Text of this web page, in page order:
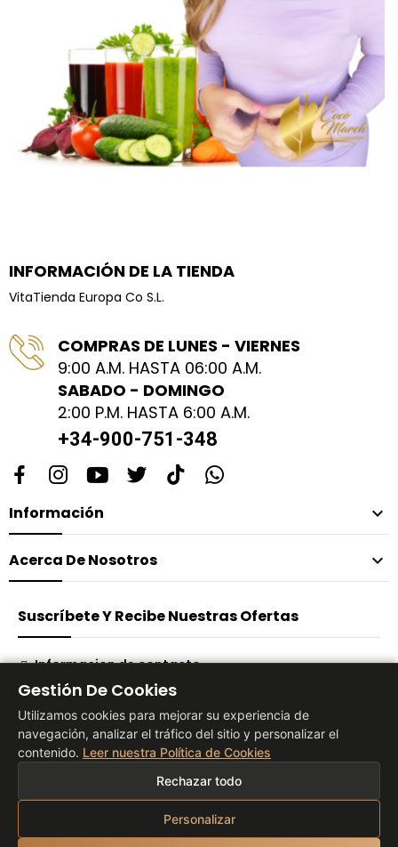
INFORMACIÓN DE LA TIENDA
VitaTienda Europa Co S.L.
COMPRAS DE LUNES - VIERNES
9:00 A.M. HASTA 06:00 A.M.
SABADO - DOMINGO
2:00 P.M. HASTA 6:00 A.M.
+34-900-751-348
Información 
Acerca De Nosotros 
Suscríbete Y Recibe Nuestras Ofertas
Informacion de contacto
® 2026 Vita Tienda Europa Co, S.L
Gestión De Cookies
Utilizamos cookies para mejorar su experiencia de
navegación, analizar el tráfico del sitio y personalizar el
contenido. Leer nuestra Política de Cookies
Rechazar todo
Personalizar